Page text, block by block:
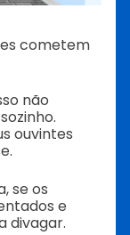
cometem
não
ouvintes
se os
e
divagar.